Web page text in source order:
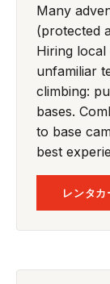
Many
(protected
Hiring
unfamiliar
climbing:
bases.
to base
best
レンタ